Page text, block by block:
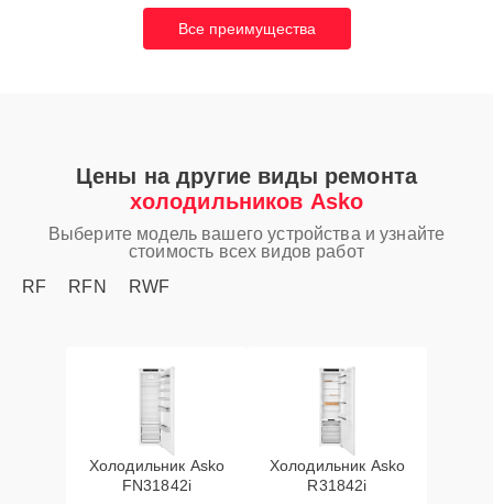
Все преимущества
Цены на другие виды ремонта
холодильников Asko
Выберите модель вашего устройства и узнайте
стоимость всех видов работ
RF
RFN RWF
Холодильник Asko
FN31842i
Холодильник Asko
R31842i